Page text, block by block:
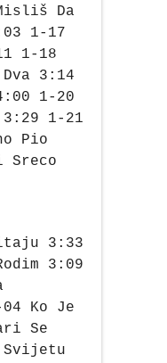
Da
1-17
1-18
3:14
1-20
3:29 1-21
Pio
Sreco
3:33
3:09
Ko Je
Se
Svijetu